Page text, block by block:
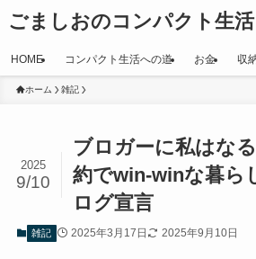
ごましおのコンパクト生活
HOME コンパクト生活への道 お金 収
ホーム 雑記
ブロガーに私はな
約でwin-winな暮ら
ログ宣言
2025
9/10
雑記 2025年3月17日 2025年9月10日